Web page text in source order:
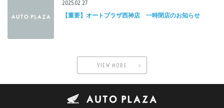
2025.02.27
【重要】オートプラザ西神店 一時閉店のお知らせ
VIEW MORE